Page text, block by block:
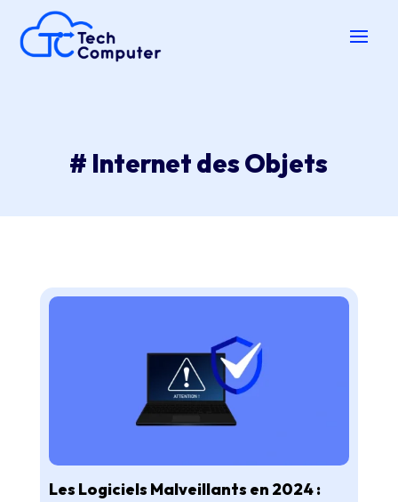
# Internet des Objets
Les Logiciels Malveillants en 2024 :